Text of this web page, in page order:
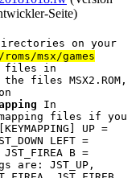
Seite)
on your
/roms/msx/games
files in
files MSX2.ROM,
In
files if you
UP =
LEFT =
B =
are: JST_UP,